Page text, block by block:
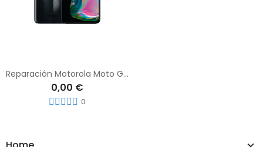
Reparación Motorola Moto G82 5G
0,00 €
0